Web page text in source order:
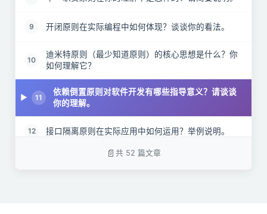
9 开闭原则在实际编程中如何体现？谈谈你的看法。
10
迪米特原则（最少知道原则）的核心思想是什么？你
如何理解它？
11
依赖倒置原则对软件开发有哪些指导意义？请谈谈
你的理解。
12 接口隔离原则在实际应用中如何运用？举例说明。
里氏替换原则在面向对象设计中的作用是什么？请简
共 52 篇文章